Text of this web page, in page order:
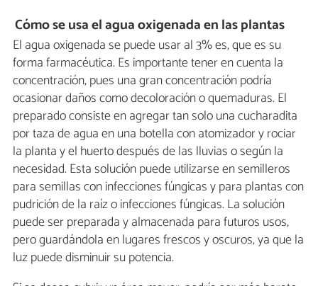
Cómo se usa el agua oxigenada en las plantas
El agua oxigenada se puede usar al 3% es, que es su
forma farmacéutica. Es importante tener en cuenta la
concentración, pues una gran concentración podría
ocasionar daños como decoloración o quemaduras. El
preparado consiste en agregar tan solo una cucharadita
por taza de agua en una botella con atomizador y rociar
la planta y el huerto después de las lluvias o según la
necesidad. Esta solución puede utilizarse en semilleros
para semillas con infecciones fúngicas y para plantas con
pudrición de la raíz o infecciones fúngicas. La solución
puede ser preparada y almacenada para futuros usos,
pero guardándola en lugares frescos y oscuros, ya que la
luz puede disminuir su potencia.